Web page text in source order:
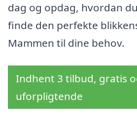
dag og opdag, hvordan
finde den perfekte
Mammen til dine behov.
Indhent 3 tilbud, gratis
uforpligtende